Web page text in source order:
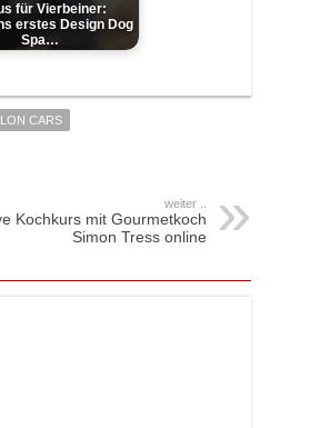
für Vierbeiner:
erstes Design Dog
Spa…
CARS
weiter ..
Kochkurs mit Gourmetkoch
Simon Tress online